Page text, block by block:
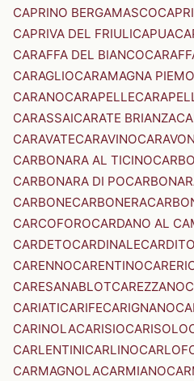
CAPRINO BERGAMASCO
CAPRIVA DEL FRIULICAPUA
CARAFFA DEL BIANCO
CARAGLIOCARAMAGNA
CARANOCARAPELLE
CARASSAICARATE BRIANZA
CARAVATECARAVINO
CARBONARA AL TICINO
CARBONARA DI PO
CARBONECARBONERA
CARCOFOROCARDANO AL
CARDETOCARDINALECARDITO
CARENNOCARENTINOCARERI
CARESANABLOTCAREZZANO
CARIATICARIFECARIGNANO
CARINOLACARISIOCARISOLO
CARLENTINICARLINO
CARMAGNOLACARMIANO